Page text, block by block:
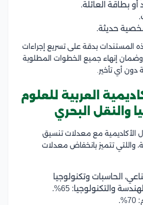
أو بطاقة العائلة.
المستندات بدقة على تسريع إجراءات
وضمان إنهاء جميع الخطوات المطلوبة
دون أي تأخير.
العربية للعلوم
والنقل البحري
الأكاديمية مع معدلات تنسيق
واللتي تتميز بانخفاض معدلات
الحاسبات وتكنولوجيا
والتكنولوجيا: 65%.